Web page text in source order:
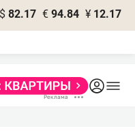
$ 82.17 € 94.84 ¥ 12.17